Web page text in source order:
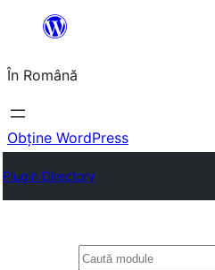
conținut
În Română
Obține WordPress
Plugin Directory
Caută